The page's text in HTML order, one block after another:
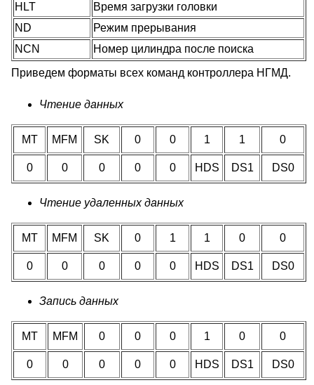
HLT
Время загрузки головки
ND
Режим прерывания
NCN
Номер цилиндра после поиска
Приведем форматы всех команд контроллера НГМД.
Чтение данных
MT MFM SK 0 0 1 1 0
0 0 0 0 0 HDS DS1 DS0
Чтение удаленных данных
MT MFM SK 0 1 1 0 0
0 0 0 0 0 HDS DS1 DS0
Запись данных
MT MFM 0 0 0 1 0 0
0 0 0 0 0 HDS DS1 DS0